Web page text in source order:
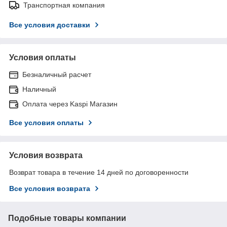
Транспортная компания
Все условия доставки
Условия оплаты
Безналичный расчет
Наличный
Оплата через Kaspi Магазин
Все условия оплаты
Условия возврата
Возврат товара в течение 14 дней по договоренности
Все условия возврата
Подобные товары компании